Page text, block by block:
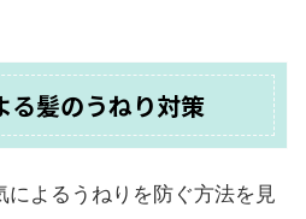
る髪のうねり対策
によるうねりを防ぐ方法を見